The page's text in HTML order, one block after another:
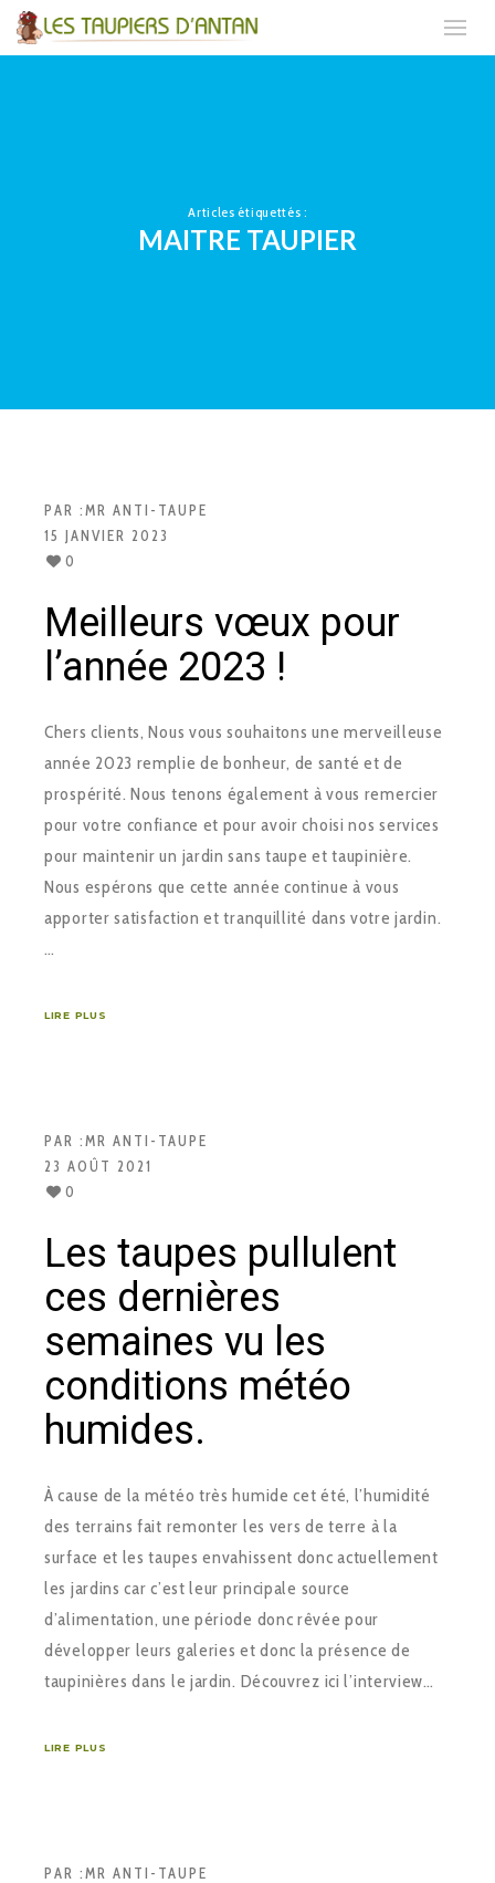
Articles étiquettés :
MAITRE TAUPIER
PAR :MR ANTI-TAUPE
15 JANVIER 2023
0
Meilleurs vœux pour
l’année 2023 !
Chers clients, Nous vous souhaitons une merveilleuse
année 2023 remplie de bonheur, de santé et de
prospérité. Nous tenons également à vous remercier
pour votre confiance et pour avoir choisi nos services
pour maintenir un jardin sans taupe et taupinière.
Nous espérons que cette année continue à vous
apporter satisfaction et tranquillité dans votre jardin.
…
LIRE PLUS
PAR :MR ANTI-TAUPE
23 AOÛT 2021
0
Les taupes pullulent
ces dernières
semaines vu les
conditions météo
humides.
À cause de la météo très humide cet été, l’humidité
des terrains fait remonter les vers de terre à la
surface et les taupes envahissent donc actuellement
les jardins car c’est leur principale source
d’alimentation, une période donc rêvée pour
développer leurs galeries et donc la présence de
taupinières dans le jardin. Découvrez ici l’interview…
LIRE PLUS
PAR :MR ANTI-TAUPE